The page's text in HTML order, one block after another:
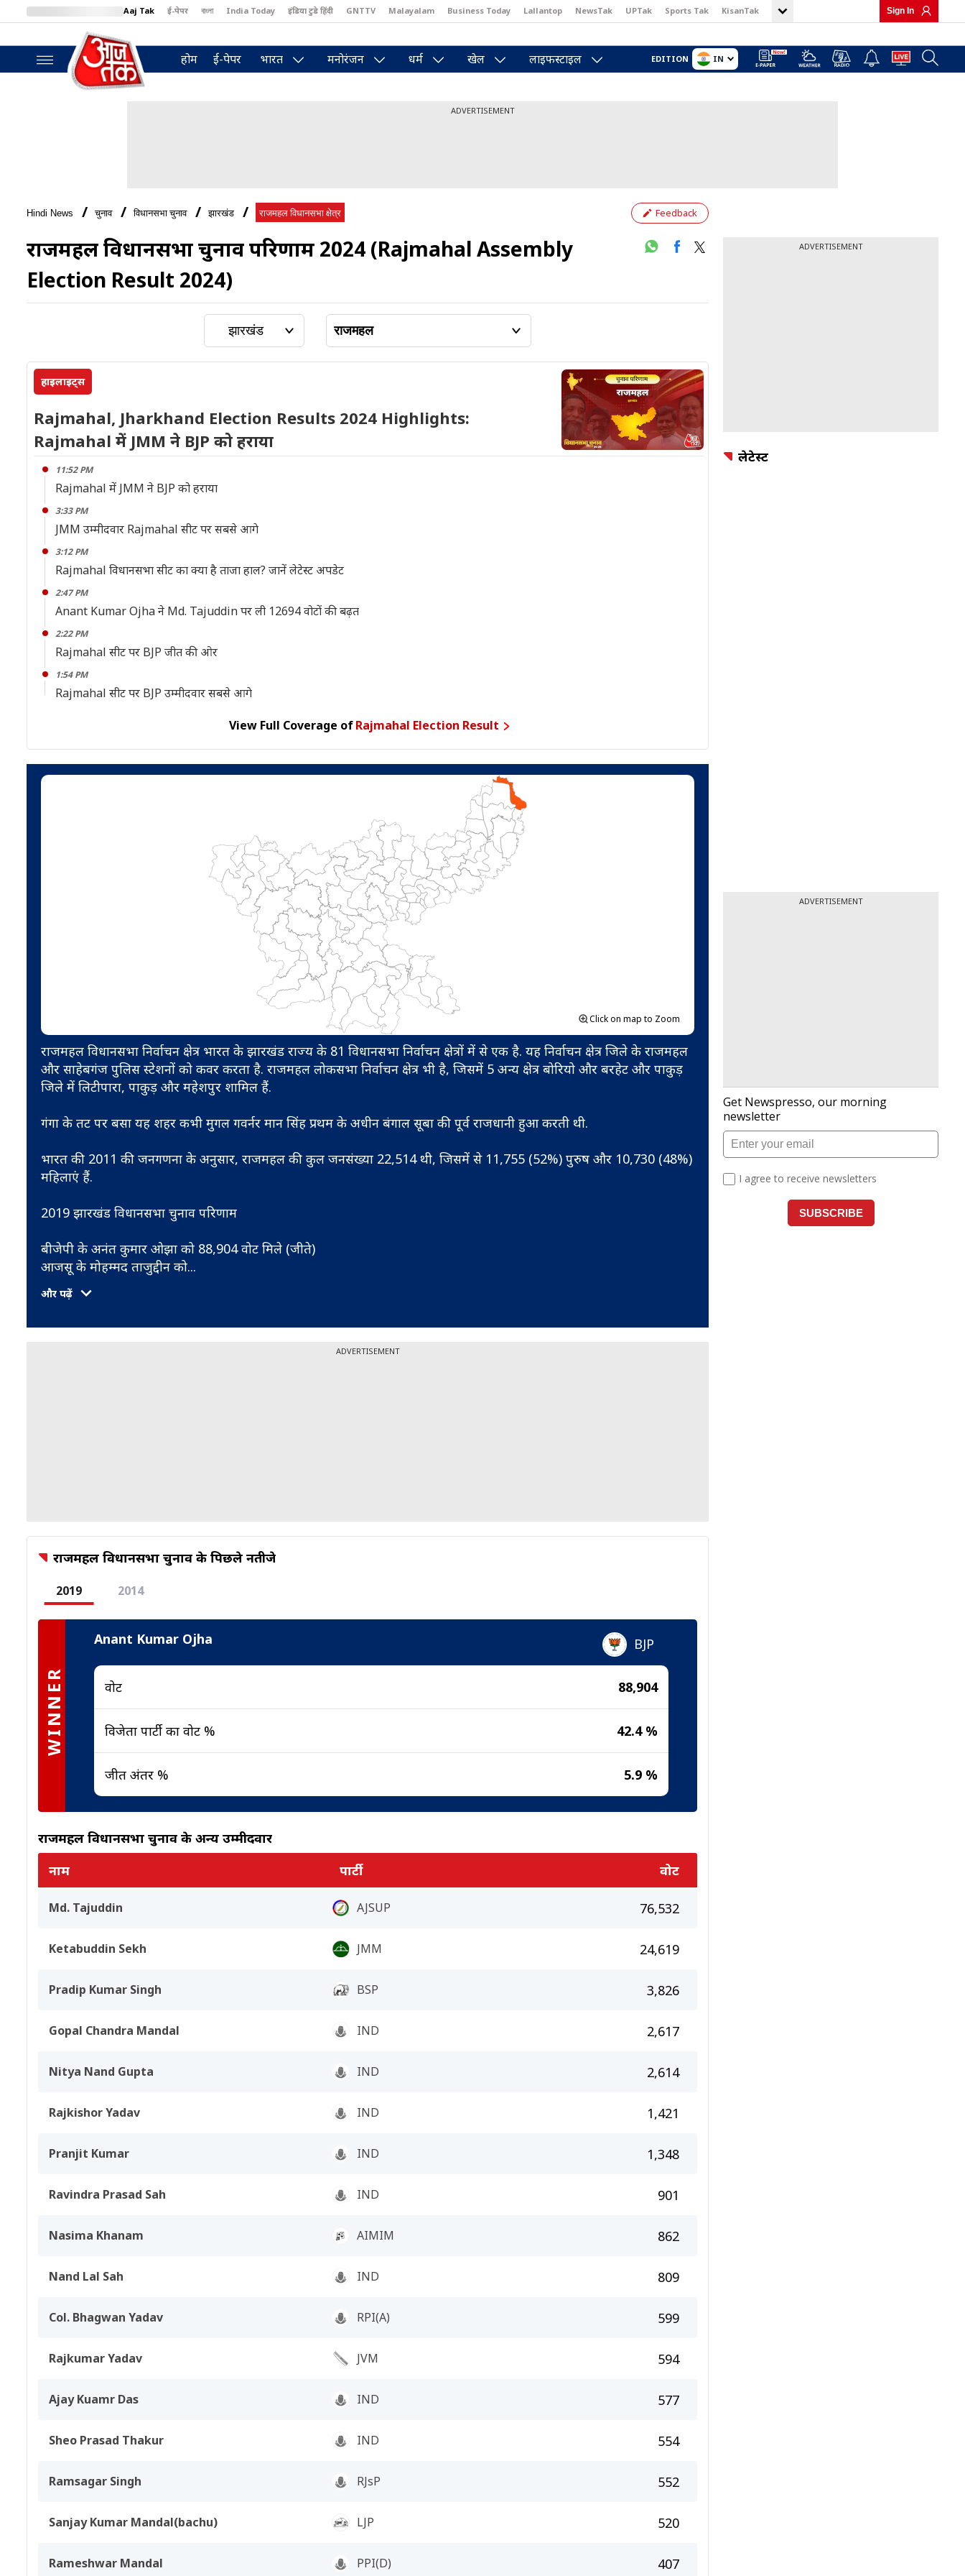
Aaj Tak ई-पेपर বাংলা India Today इंडिया टुडे हिंदी GNTTV Malayalam Business Today Lallantop NewsTak UPTak Sports Tak KisanTak
BT Bazaar
Sign In
होम ई-पेपर भारत मनोरंजन धर्म खेल लाइफस्टाइल EDITION IN
ADVERTISEMENT
Hindi News चुनाव विधानसभा चुनाव झारखंड राजमहल विधानसभा क्षेत्र Feedback
राजमहल विधानसभा चुनाव परिणाम 2024 (Rajmahal Assembly
Election Result 2024)
हाइलाइट्स
Rajmahal, Jharkhand Election Results 2024 Highlights:
Rajmahal में JMM ने BJP को हराया
11:52 PM
Rajmahal में JMM ने BJP को हराया
3:33 PM
JMM उम्मीदवार Rajmahal सीट पर सबसे आगे
3:12 PM
Rajmahal विधानसभा सीट का क्या है ताजा हाल? जानें लेटेस्ट अपडेट
2:47 PM
Anant Kumar Ojha ने Md. Tajuddin पर ली 12694 वोटों की बढ़त
2:22 PM
Rajmahal सीट पर BJP जीत की ओर
1:54 PM
Rajmahal सीट पर BJP उम्मीदवार सबसे आगे
View Full Coverage of Rajmahal Election Result
Click on map to Zoom
राजमहल विधानसभा निर्वाचन क्षेत्र भारत के झारखंड राज्य के 81 विधानसभा निर्वाचन क्षेत्रों में से एक है. यह निर्वाचन क्षेत्र जिले के राजमहल
और साहेबगंज पुलिस स्टेशनों को कवर करता है. राजमहल लोकसभा निर्वाचन क्षेत्र भी है, जिसमें 5 अन्य क्षेत्र बोरियो और बरहेट और पाकुड़
जिले में लिटीपारा, पाकुड़ और महेशपुर शामिल हैं.
गंगा के तट पर बसा यह शहर कभी मुगल गवर्नर मान सिंह प्रथम के अधीन बंगाल सूबा की पूर्व राजधानी हुआ करती थी.
भारत की 2011 की जनगणना के अनुसार, राजमहल की कुल जनसंख्या 22,514 थी, जिसमें से 11,755 (52%) पुरुष और 10,730 (48%)
महिलाएं हैं.
2019 झारखंड विधानसभा चुनाव परिणाम
बीजेपी के अनंत कुमार ओझा को 88,904 वोट मिले (जीते)
आजसू के मोहम्मद ताजुद्दीन को...
और पढ़ें
ADVERTISEMENT
राजमहल विधानसभा चुनाव के पिछले नतीजे
2019 2014
WINNER
Anant Kumar Ojha BJP
वोट 88,904
विजेता पार्टी का वोट % 42.4 %
जीत अंतर % 5.9 %
राजमहल विधानसभा चुनाव के अन्य उम्मीदवार
नाम
पार्टी वोट
Md. Tajuddin AJSUP 76,532
Ketabuddin Sekh JMM 24,619
Pradip Kumar Singh BSP 3,826
Gopal Chandra Mandal IND 2,617
Nitya Nand Gupta IND 2,614
Rajkishor Yadav IND 1,421
Pranjit Kumar IND 1,348
Ravindra Prasad Sah IND 901
Nasima Khanam AIMIM 862
Nand Lal Sah IND 809
Col. Bhagwan Yadav RPI(A) 599
Rajkumar Yadav JVM 594
Ajay Kuamr Das IND 577
Sheo Prasad Thakur IND 554
Ramsagar Singh RJsP 552
Sanjay Kumar Mandal(bachu) LJP 520
Rameshwar Mandal PPI(D) 407
ADVERTISEMENT
लेटेस्ट
ADVERTISEMENT